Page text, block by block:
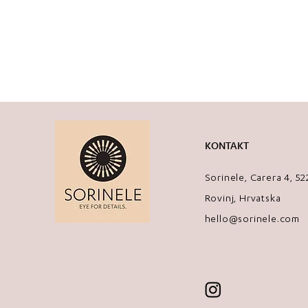
KONTAKT
Sorinele, Carera 4,
Rovinj, Hrvatska
hello@sorinele.com